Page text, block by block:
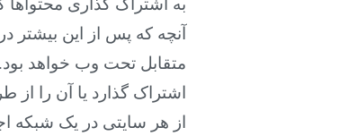
به اشتراک گذاری
آنچه که پس از این بیشتر
متقابل تحت وب خواهد
اشتراک گذارد یا آن را
از هر سایتی در یک شبکه